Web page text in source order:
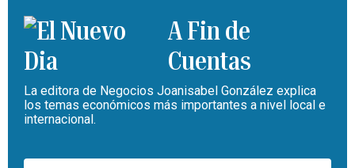
A Fin de
Cuentas
La editora de Negocios Joanisabel González explica
los temas económicos más importantes a nivel local e
internacional.